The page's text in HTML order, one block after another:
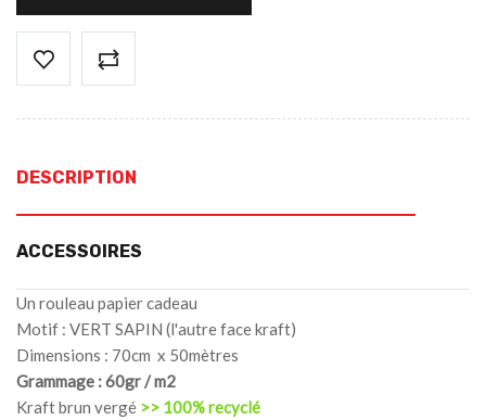
DESCRIPTION
ACCESSOIRES
Un rouleau papier cadeau
Motif : VERT SAPIN (l'autre face kraft)
Dimensions : 70cm x 50mètres
Grammage : 60gr / m2
Kraft brun vergé >> 100% recyclé